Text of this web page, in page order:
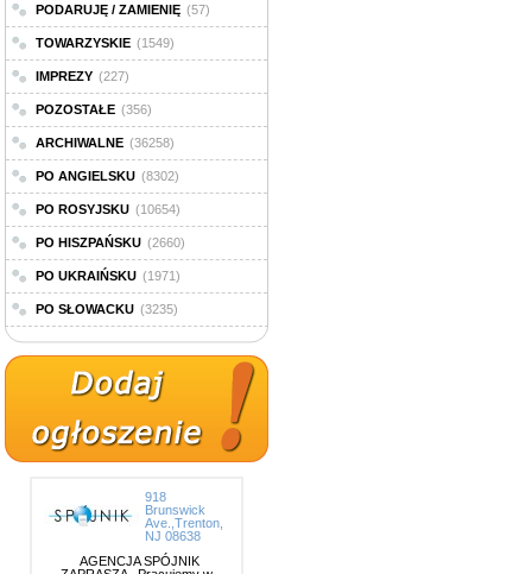
PODARUJĘ / ZAMIENIĘ (57)
TOWARZYSKIE (1549)
IMPREZY (227)
POZOSTAŁE (356)
ARCHIWALNE (36258)
PO ANGIELSKU (8302)
PO ROSYJSKU (10654)
PO HISZPAŃSKU (2660)
PO UKRAIŃSKU (1971)
PO SŁOWACKU (3235)
918
Brunswick
Ave.,Trenton,
NJ 08638
AGENCJA SPÓJNIK